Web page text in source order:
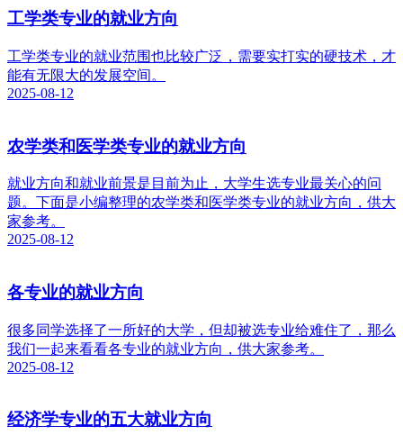
工学类专业的就业方向
工学类专业的就业范围也比较广泛，需要实打实的硬技术，才
能有无限大的发展空间。
2025-08-12
农学类和医学类专业的就业方向
就业方向和就业前景是目前为止，大学生选专业最关心的问
题。下面是小编整理的农学类和医学类专业的就业方向，供大
家参考。
2025-08-12
各专业的就业方向
很多同学选择了一所好的大学，但却被选专业给难住了，那么
我们一起来看看各专业的就业方向，供大家参考。
2025-08-12
经济学专业的五大就业方向